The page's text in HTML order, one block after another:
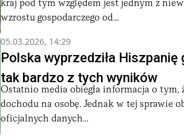
kraj pod tym względem jest jednym z
wzrostu gospodarczego od...
05.03.2026, 14:29
Polska wyprzedziła
tak bardzo z tych wyników
Ostatnio media obiegła informacja o tym,
dochodu na osobę. Jednak w tej sprawie
oficjalnych danych...